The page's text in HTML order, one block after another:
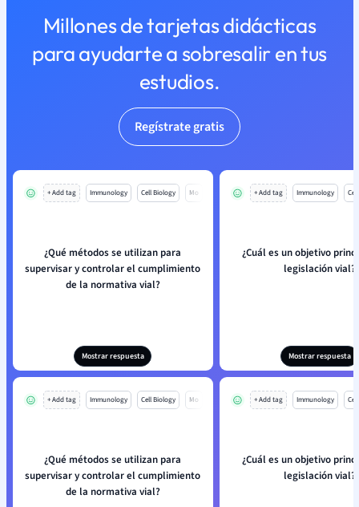
Millones de tarjetas didácticas
para ayudarte a sobresalir en tus
estudios.
Regístrate gratis
+ Add tag Immunology Cell Biology Mo
¿Qué métodos se utilizan para
supervisar y controlar el cumplimiento
de la normativa vial?
Mostrar respuesta
+ Add tag Immunology
¿Cuál es un objetivo
legislación vial?
Mostrar respuesta
+ Add tag Immunology Cell Biology Mo
¿Qué métodos se utilizan para
supervisar y controlar el cumplimiento
de la normativa vial?
+ Add tag Immunology
¿Cuál es un objetivo
legislación vial?